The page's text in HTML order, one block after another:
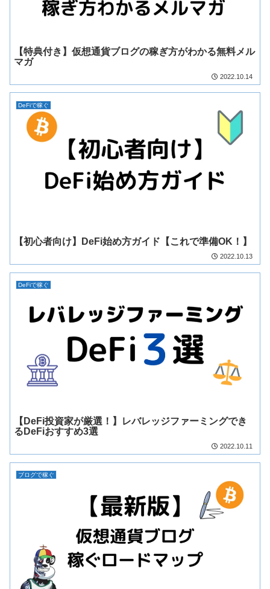
【特典付き】仮想通貨ブログの稼ぎ方がわかる無料メル
マガ
2022.10.14
DeFiで稼ぐ
【初心者向け】DeFi始め方ガイド【これで準備OK！】
2022.10.13
DeFiで稼ぐ
【DeFi投資家が厳選！】レバレッジファーミングでき
るDeFiおすすめ3選
2022.10.11
ブログで稼ぐ